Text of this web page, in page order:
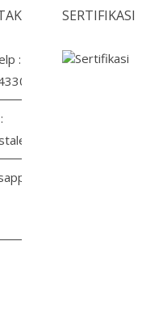
:
SERTIFIKASI